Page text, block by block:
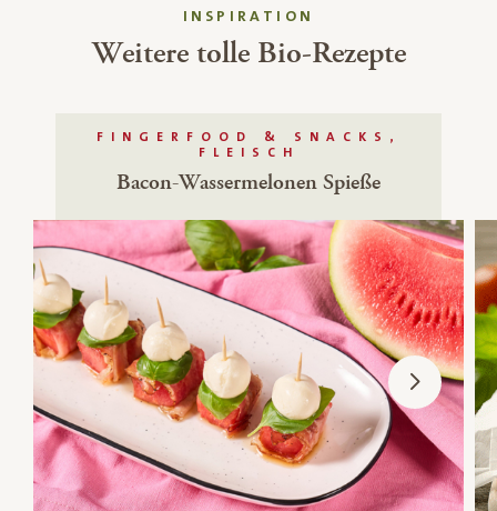
INSPIRATION
Weitere tolle Bio-Rezepte
FINGERFOOD & SNACKS,
FLEISCH
Bacon-Wassermelonen Spieße